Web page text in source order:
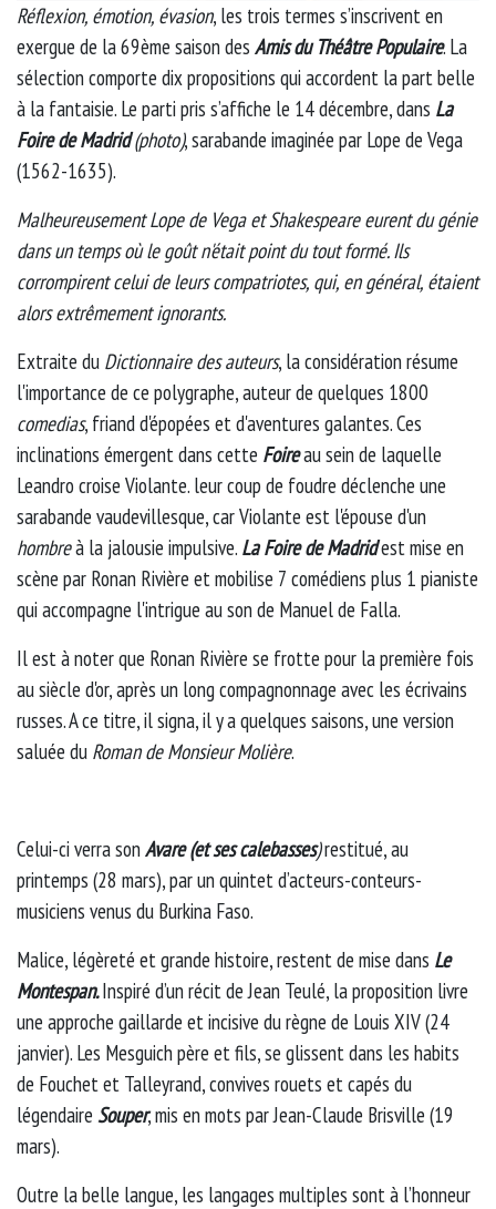
Réflexion, émotion, évasion, les trois termes s’inscrivent en
exergue de la 69ème saison des Amis du Théâtre Populaire. La
sélection comporte dix propositions qui accordent la part belle
à la fantaisie. Le parti pris s’affiche le 14 décembre, dans La
Foire de Madrid(photo), sarabande imaginée par Lope de Vega
(1562-1635).
Malheureusement Lope de Vega et Shakespeare eurent du génie
dans un temps où le goût n'était point du tout formé. Ils
corrompirent celui de leurs compatriotes, qui, en général, étaient
alors extrêmement ignorants.
Extraite du Dictionnaire des auteurs, la considération résume
l'importance de ce polygraphe, auteur de quelques 1800
comedias, friand d'épopées et d'aventures galantes. Ces
inclinations émergent dans cette Foireau sein de laquelle
Leandro croise Violante. leur coup de foudre déclenche une
sarabande vaudevillesque, car Violante est l'épouse d'un
hombreà la jalousie impulsive. La Foire de Madridest mise en
scène par Ronan Rivière et mobilise 7 comédiens plus 1 pianiste
qui accompagne l'intrigue au son de Manuel de Falla.
Il est à noter que Ronan Rivière se frotte pour la première fois
au siècle d'or, après un long compagnonnage avec les écrivains
russes. A ce titre, il signa, il y a quelques saisons, une version
saluée du Roman de Monsieur Molière.
Celui-ci verra sonAvare (et ses calebasses)restitué, au
printemps (28 mars), par un quintet d’acteurs-conteurs-
musiciens venus du Burkina Faso.
Malice, légèreté et grande histoire, restent de mise dans Le
Montespan.Inspiré d’un récit de Jean Teulé, la proposition livre
une approche gaillarde et incisive du règne de Louis XIV (24
janvier). Les Mesguich père et fils, se glissent dans les habits
de Fouchet et Talleyrand, convives rouets et capés du
légendaire Souper, mis en mots par Jean-Claude Brisville (19
mars).
Outre la belle langue, les langages multiples sont à l’honneur